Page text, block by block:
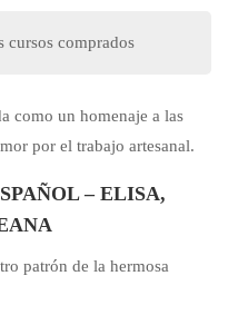
cursos comprados
como un homenaje a las
por el trabajo artesanal.
– ELISA,
patrón de la hermosa